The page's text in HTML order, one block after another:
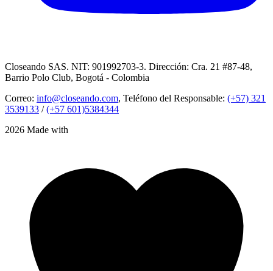
Closeando SAS. NIT: 901992703-3. Dirección: Cra. 21 #87-48,
Barrio Polo Club, Bogotá - Colombia
Correo: info@closeando.com, Teléfono del Responsable: (+57) 321
3539133 /(+57 601)5384344
2026 Made with